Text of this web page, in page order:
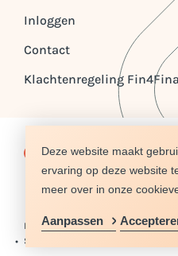
Deze website maakt
ervaring op deze website
meer over in onze
Aanpassen
Inloggen
Contact
Klachtenregeling
© COPYRIGHT 2026
DISCLAIMER
PRIVACY
COOKIES
SITEMAP
DISCLAIMER PRIVACY
SITEMAP